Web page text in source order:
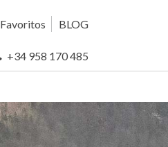
Favoritos BLOG
+34 958 170 485